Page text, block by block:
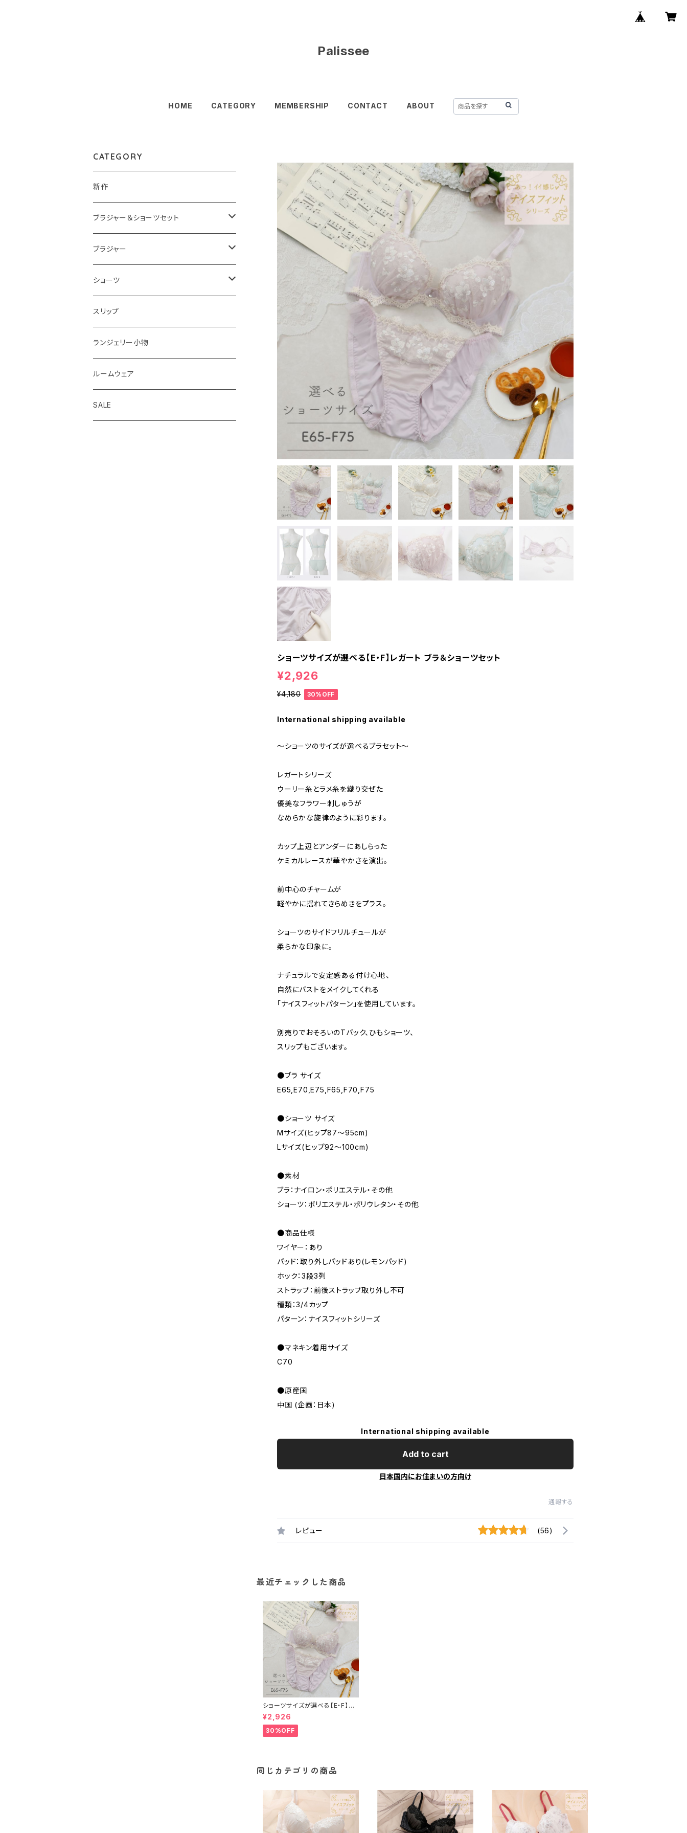
Palissee
HOME CATEGORY MEMBERSHIP CONTACT ABOUT
ショーツサイズが選べる【E・F】レガート ブラ＆ショーツセット
¥2,926
¥4,180 30%OFF
International shipping available
～ショーツのサイズが選べるブラセット～
レガートシリーズ
ウーリー糸とラメ糸を織り交ぜた
優美なフラワー刺しゅうが
なめらかな旋律のように彩ります。
カップ上辺とアンダーにあしらった
ケミカルレースが華やかさを演出。
前中心のチャームが
軽やかに揺れてきらめきをプラス。
ショーツのサイドフリルチュールが
柔らかな印象に。
ナチュラルで安定感ある付け心地、
自然にバストをメイクしてくれる
「ナイスフィットパターン」を使用しています。
別売りでおそろいのTバック、ひもショーツ、
スリップもございます。
●ブラ サイズ
E65,E70,E75,F65,F70,F75
●ショーツ サイズ
Mサイズ(ヒップ87～95cm)
Lサイズ(ヒップ92～100cm)
●素材
ブラ：ナイロン・ポリエステル・その他
ショーツ：ポリエステル・ポリウレタン・その他
●商品仕様
ワイヤー：あり
パッド：取り外しパッドあり(レモンパッド)
ホック：3段3列
ストラップ：前後ストラップ取り外し不可
種類：3/4カップ
パターン：ナイスフィットシリーズ
●マネキン着用サイズ
C70
●原産国
中国 (企画：日本)
International shipping available
Add to cart
日本国内にお住まいの方向け
通報する
レビュー (56)
最近チェックした商品
ショーツサイズが選べる【E・F】レ
ガート ブラ＆ショーツセット
¥2,926
30%OFF
同じカテゴリの商品
CATEGORY
新作
ブラジャー＆ショーツセット
ブラジャー＆ショーツセットすべて
ナイスフィットシリーズ ブラジャー＆ショー
ツセット
ショーツサイズが選べる ブラジャー＆シ
ョーツセット
2,000円以下ブラジャー＆ショーツセット
華奢Tブラジャー＆ショーツセット
ブラジャー
ブラジャーすべて
ストラップレスブラ
着瘦せブラ
ショーツ
ショーツすべて
ノーマル
ひもショーツ
Tショーツ
スリップ
ランジェリー小物
ルームウェア
SALE